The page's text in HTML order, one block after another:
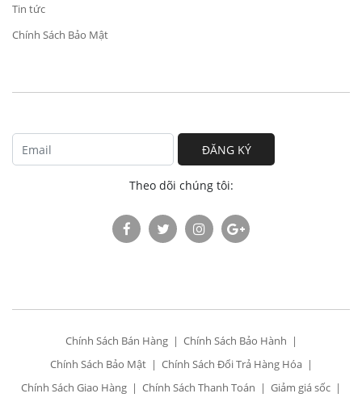
Tin tức
Chính Sách Bảo Mật
ĐĂNG KÝ
Theo dõi chúng tôi:
Chính Sách Bán Hàng
Chính Sách Bảo Hành
Chính Sách Bảo Mật
Chính Sách Đổi Trả Hàng Hóa
Chính Sách Giao Hàng
Chính Sách Thanh Toán
Giảm giá sốc